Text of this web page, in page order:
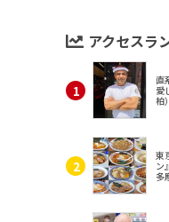
アクセスラ
直
愛
柏）
東
ン
多